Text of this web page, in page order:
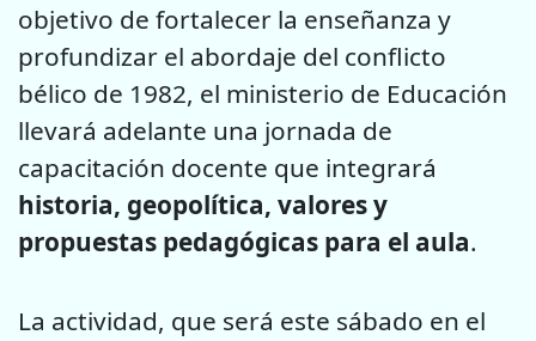
objetivo de fortalecer la enseñanza y
profundizar el abordaje del conflicto
bélico de 1982, el ministerio de Educación
llevará adelante una jornada de
capacitación docente que integrará
historia, geopolítica, valores y
propuestas pedagógicas para el aula.
La actividad, que será este sábado en el